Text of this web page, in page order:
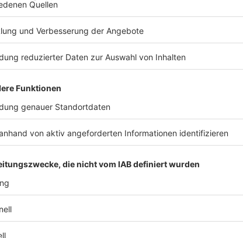
Arbeit, sodass ihr euer Training noch vorher
Anzeige
6. Plan B
Anzeige
Auch über einen Plan B nachzudenken ist
Neujahrsvorsätze wirklich am Herzen liegt.
nachholen, wenn an den regulär geplanten
Geburtstage, Überstunden auf der Arbeit
Feiertag? Vielleicht habt ihr die Möglichkeit,
gehen oder Fahrrad zu fahren. Wer wirklich